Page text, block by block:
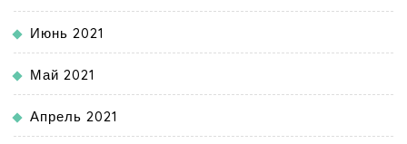
Июнь 2021
Май 2021
Апрель 2021